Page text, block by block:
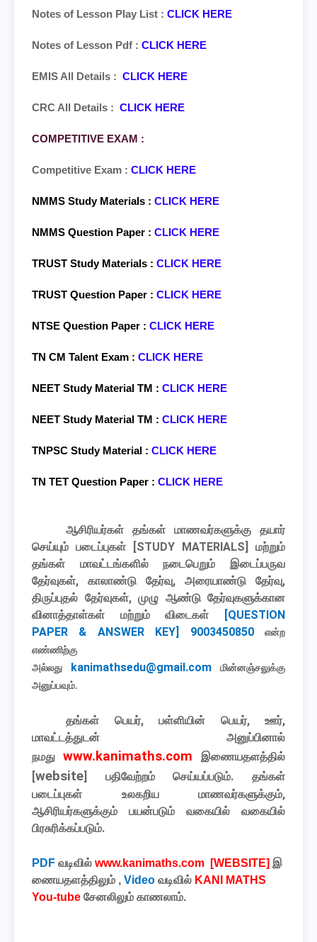
Notes of Lesson Play List : CLICK HERE
Notes of Lesson Pdf : CLICK HERE
EMIS All Details : CLICK HERE
CRC All Details : CLICK HERE
COMPETITIVE EXAM :
Competitive Exam : CLICK HERE
NMMS Study Materials : CLICK HERE
NMMS Question Paper : CLICK HERE
TRUST Study Materials : CLICK HERE
TRUST Question Paper : CLICK HERE
NTSE Question Paper : CLICK HERE
TN CM Talent Exam : CLICK HERE
NEET Study Material TM : CLICK HERE
NEET Study Material TM : CLICK HERE
TNPSC Study Material : CLICK HERE
TN TET Question Paper : CLICK HERE
ஆசிரியர்கள் தங்கள் மாணவர்களுக்கு தயார்
செய்யும் படைப்புகள்
[STUDY MATERIALS]
மற்றும்
தங்கள் மாவட்டங்களில் நடைபெறும் இடைப்பருவ
தேர்வுகள், காலாண்டு தேர்வு, அரையாண்டு தேர்வு,
திருப்புதல் தேர்வுகள், முழு ஆண்டு தேர்வுகளுக்கான
வினாத்தாள்கள் மற்றும் விடைகள்
[QUESTION
PAPER & ANSWER KEY] 9003450850
என்ற
எண்ணிற்கு
அல்லது
kanimathsedu@gmail.com
மின்னஞ்சலுக்கு
அனுப்பவும்.
தங்கள் பெயர், பள்ளியின் பெயர், ஊர்,
மாவட்டத்துடன் அனுப்பினால்
நமது www.kanimaths.com
இணையதளத்தில்
[website] பதிவேற்றம் செய்யப்படும். தங்கள்
படைப்புகள் உலகறிய மாணவர்களுக்கும்,
ஆசிரியர்களுக்கும் பயன்படும் வகையில் வகையில்
பிரசுரிக்கப்படும்.
PDF வடிவில் www.kanimaths.com [WEBSITE] இ
ணையதளத்திலும் , Video வடிவில் KANI MATHS
You-tube சேனலிலும் காணலாம்.